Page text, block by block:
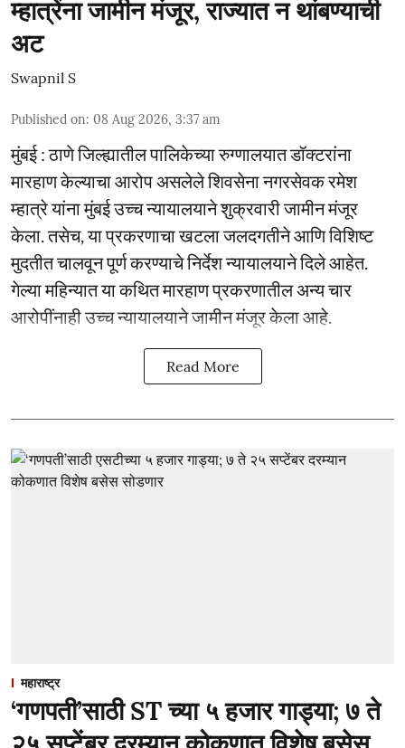
म्हात्रेंना जामीन मंजूर, राज्यात न थांबण्याची
अट
Swapnil S
Published on: 08 Aug 2026, 3:37 am
मुंबई : ठाणे जिल्ह्यातील पालिकेच्या रुग्णालयात डॉक्टरांना
मारहाण केल्याचा आरोप असलेले शिवसेना नगरसेवक रमेश
म्हात्रे यांना मुंबई उच्च न्यायालयाने शुक्रवारी जामीन मंजूर
केला. तसेच, या प्रकरणाचा खटला जलदगतीने आणि विशिष्ट
मुदतीत चालवून पूर्ण करण्याचे निर्देश न्यायालयाने दिले आहेत.
गेल्या महिन्यात या कथित मारहाण प्रकरणातील अन्य चार
आरोपींनाही उच्च न्यायालयाने जामीन मंजूर केला आहे.
Read More
महाराष्ट्र
‘गणपती’साठी ST च्या ५ हजार गाड्या; ७ ते